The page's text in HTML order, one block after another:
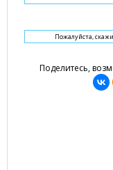
Пожалуйста,
Поделитесь,